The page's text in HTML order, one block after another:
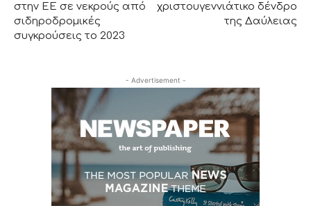
στην ΕΕ σε νεκρούς από
σιδηροδρομικές
συγκρούσεις το 2023
χριστουγεννιάτικο δένδρο
της Δαύλειας
- Advertisement -